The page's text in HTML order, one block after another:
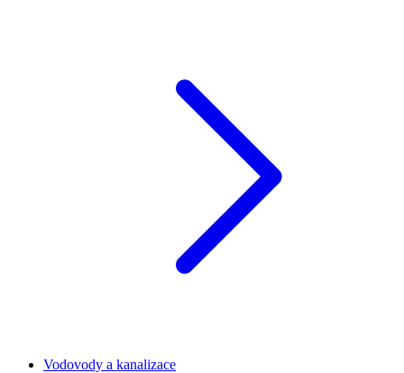
Vodovody a kanalizace